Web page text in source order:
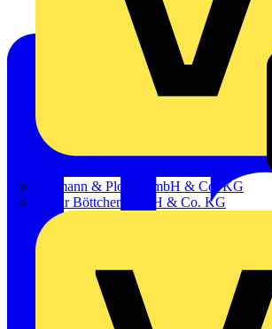
Hillmann & Ploog GmbH & Co. KG
Oskar Böttcher GmbH & Co. KG